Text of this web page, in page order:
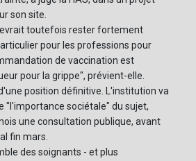
son site.
toutefois rester fortement
pour les professions pour
de vaccination est
pour la grippe", prévient-elle.
position définitive. L'institution va
"l'importance sociétale" du sujet,
une consultation publique, avant
fin mars.
des soignants - et plus